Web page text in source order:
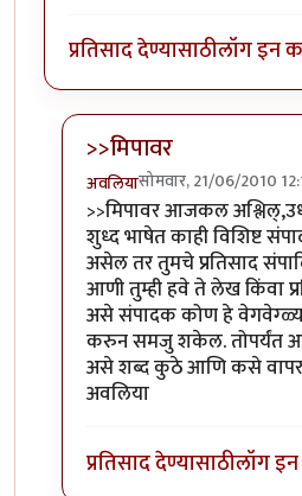
प्रतिसाद देण्यासाठीलॉग इन
>>मिपावर
अवलियासोमवार, 21/06/2010
In reply toप्र्ण लेखby
>>मिपावर आजकल
शुध्द भाषेत काही विशिष्ट
असेल तर तुमचे प्रतिसाद
आणी तुम्ही हवे ते लेख किंवा
असे संपादक कोण हे
करुन समजु शकेल. तोपर्यंत
असे शब्द कुठे आणि कसे
अवलिया
प्रतिसाद देण्यासाठीलॉग